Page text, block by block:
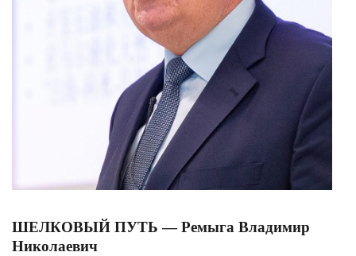
ШЕЛКОВЫЙ ПУТЬ — Ремыга Владимир
Николаевич